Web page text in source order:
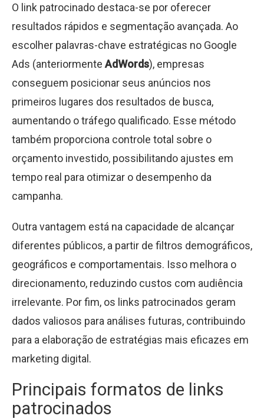
O link patrocinado destaca-se por oferecer
resultados rápidos e segmentação avançada. Ao
escolher palavras-chave estratégicas no Google
Ads (anteriormente AdWords), empresas
conseguem posicionar seus anúncios nos
primeiros lugares dos resultados de busca,
aumentando o tráfego qualificado. Esse método
também proporciona controle total sobre o
orçamento investido, possibilitando ajustes em
tempo real para otimizar o desempenho da
campanha.
Outra vantagem está na capacidade de alcançar
diferentes públicos, a partir de filtros demográficos,
geográficos e comportamentais. Isso melhora o
direcionamento, reduzindo custos com audiência
irrelevante. Por fim, os links patrocinados geram
dados valiosos para análises futuras, contribuindo
para a elaboração de estratégias mais eficazes em
marketing digital.
Principais formatos de links
patrocinados